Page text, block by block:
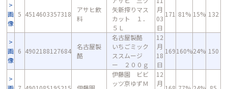
画
像
5 4514603357318
アサヒ飲
料
矢新搾りマス
カット １．
５Ｌ
月
03
日
171 81% 15% 132
画
像
6 4902188127684
名古屋製
酪
名古屋製酪
いちごミック
ススムージ
ー ２００ｇ
12
月
18
日
169160%24% 150
伊藤園 ビビ
ッツ京ゆずＭ
12
月